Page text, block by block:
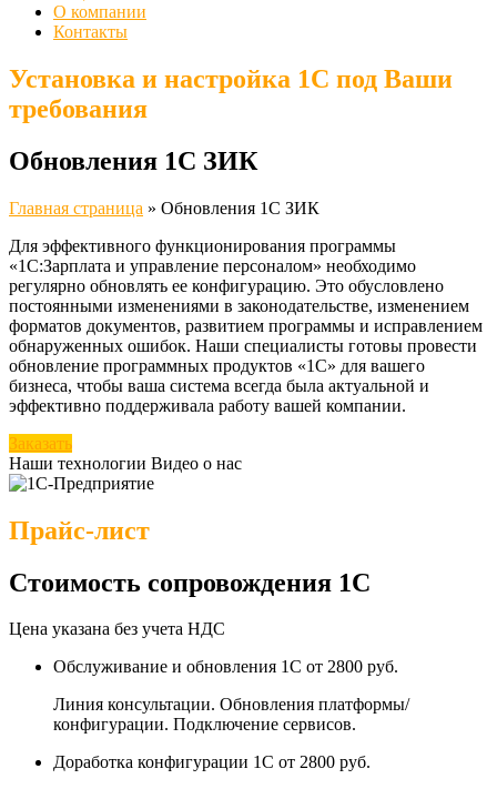
О компании
Контакты
Установка и настройка 1С под Ваши
требования
Обновления 1С ЗИК
Главная страница » Обновления 1С ЗИК
Для эффективного функционирования программы
«1С:Зарплата и управление персоналом» необходимо
регулярно обновлять ее конфигурацию. Это обусловлено
постоянными изменениями в законодательстве, изменением
форматов документов, развитием программы и исправлением
обнаруженных ошибок. Наши специалисты готовы провести
обновление программных продуктов «1С» для вашего
бизнеса, чтобы ваша система всегда была актуальной и
эффективно поддерживала работу вашей компании.
Заказать
Наши технологии Видео о нас
Прайс-лист
Стоимость сопровождения 1С
Цена указана без учета НДС
Обслуживание и обновления 1С от 2800 руб.
Линия консультации. Обновления платформы/
конфигурации. Подключение сервисов.
Доработка конфигурации 1С от 2800 руб.